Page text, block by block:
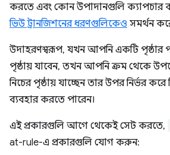
করতে এবং কোন উপাদানগুলি ক্যাপচার
ভিউ ট্রানজিশনের ধরণগুলিকেও সমর্থন
উদাহরণস্বরূপ, যখন আপনি একটি পৃষ্ঠার
পৃষ্ঠায় যাবেন, তখন আপনি ক্রম থেকে
নিচের পৃষ্ঠায় যাচ্ছেন তার উপর নির্ভর করে
ব্যবহার করতে পারেন।
এই প্রকারগুলি আগে থেকেই সেট করতে,
at-rule-এ প্রকারগুলি যোগ করুন: